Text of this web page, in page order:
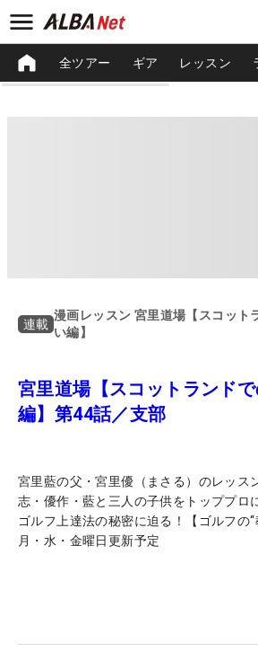
全ツアー ギア レッスン
連載
漫画レッスン 宮里道場【スコット
い編】
宮里道場【スコットランド
編】第44話／支部
宮里藍の父・宮里優（まさる）のレッス
志・優作・藍と三人の子供をトッププロ
ゴルフ上達法の秘密に迫る！【ゴルフの
月・水・金曜日更新予定